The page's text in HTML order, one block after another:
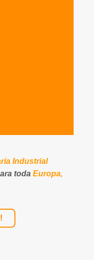
Industrial
todaEuropa,